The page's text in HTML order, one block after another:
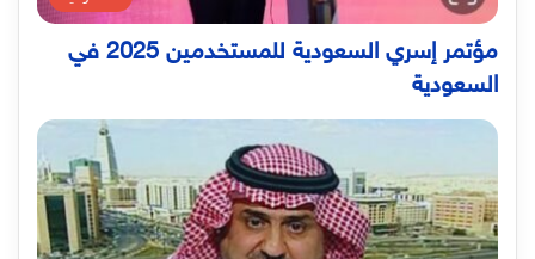
مؤتمر إسري السعودية للمستخدمين 2025 في
السعودية